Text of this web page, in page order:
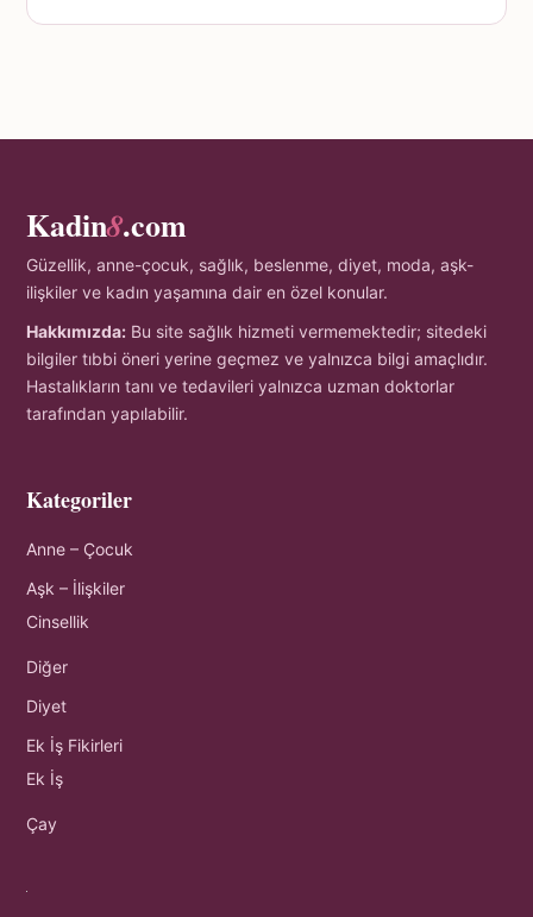
Kadin8.com
Güzellik, anne-çocuk, sağlık, beslenme, diyet, moda, aşk-
ilişkiler ve kadın yaşamına dair en özel konular.
Hakkımızda: Bu site sağlık hizmeti vermemektedir; sitedeki
bilgiler tıbbi öneri yerine geçmez ve yalnızca bilgi amaçlıdır.
Hastalıkların tanı ve tedavileri yalnızca uzman doktorlar
tarafından yapılabilir.
Kategoriler
Anne – Çocuk
Aşk – İlişkiler
Cinsellik
Diğer
Diyet
Ek İş Fikirleri
Ek İş
Çay